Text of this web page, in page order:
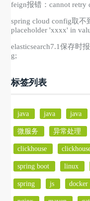
feign报错：cannot retry
spring cloud config取不
placeholder 'xxxx' in
elasticsearch7.1保存时
g;
标签列表
java java java
微服务 异常处理
clickhouse
spring boot linux
spring js docker